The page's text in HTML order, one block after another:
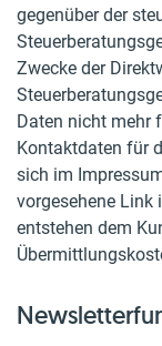
gegenüber der
Zwecke der
Daten nicht mehr
Kontaktdaten für
sich im
vorgesehene Link
entstehen dem